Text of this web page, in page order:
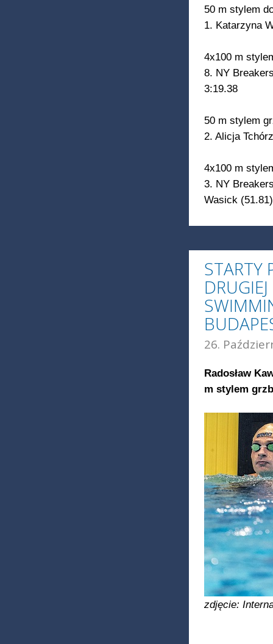
50 m stylem
1. Katarzyna
4x100 m
8. NY
3:19.38
50 m stylem
2. Alicja
4x100 m
3. NY
Wasick
STARTY
26.
Radosław
m stylem
zdjęcie: